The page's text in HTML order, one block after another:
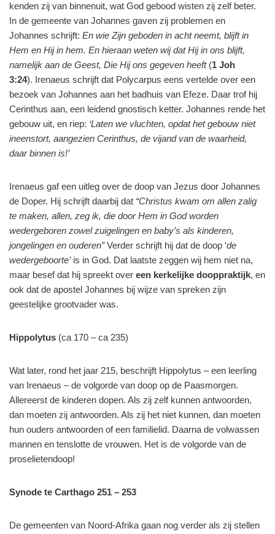
kenden zij van binnenuit, wat God gebood wisten zij zelf beter.
In de gemeente van Johannes gaven zij problemen en
Johannes schrijft: En wie Zijn geboden in acht neemt, blijft in
Hem en Hij in hem. En hieraan weten wij dat Hij in ons blijft,
namelijk aan de Geest, Die Hij ons gegeven heeft (1 Joh
3:24). Irenaeus schrijft dat Polycarpus eens vertelde over een
bezoek van Johannes aan het badhuis van Efeze. Daar trof hij
Cerinthus aan, een leidend gnostisch ketter. Johannes rende het
gebouw uit, en riep: ‘Laten we vluchten, opdat het gebouw niet
ineenstort, aangezien Cerinthus, de vijand van de waarheid,
daar binnen is!’
Irenaeus gaf een uitleg over de doop van Jezus door Johannes
de Doper. Hij schrijft daarbij dat “Christus kwam om allen zalig
te maken, allen, zeg ik, die door Hem in God worden
wedergeboren zowel zuigelingen en baby’s als kinderen,
jongelingen en ouderen”Verder schrijft hij dat de doop ‘de
wedergeboorte’is in God. Dat laatste zeggen wij hem niet na,
maar besef dat hij spreekt over een kerkelijke dooppraktijk, en
ook dat de apostel Johannes bij wijze van spreken zijn
geestelijke grootvader was.
Hippolytus (ca 170 – ca 235)
Wat later, rond het jaar 215, beschrijft Hippolytus – een leerling
van Irenaeus – de volgorde van doop op de Paasmorgen.
Allereerst de kinderen dopen. Als zij zelf kunnen antwoorden,
dan moeten zij antwoorden. Als zij het niet kunnen, dan moeten
hun ouders antwoorden of een familielid. Daarna de volwassen
mannen en tenslotte de vrouwen. Het is de volgorde van de
proselietendoop!
Synode te Carthago 251 – 253
De gemeenten van Noord-Afrika gaan nog verder als zij stellen